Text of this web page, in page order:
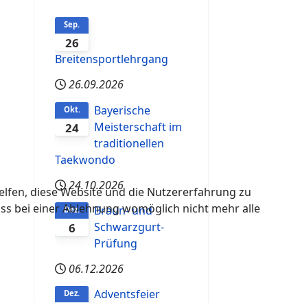
26
Sep.
Breitensportlehrgang
26.09.2026
24
Okt.
Bayerische
Meisterschaft im
traditionellen
Taekwondo
24.10.2026
6
Dez.
Braun- und
Schwarzgurt-
Prüfung
06.12.2026
Dez.
Adventsfeier
diese Website und die Nutzererfahrung zu
bei einer Ablehnung womöglich nicht mehr alle